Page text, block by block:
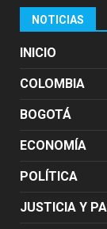
NOTICIAS
INICIO
COLOMBIA
BOGOTÁ
ECONOMÍA
POLÍTICA
JUSTICIA Y